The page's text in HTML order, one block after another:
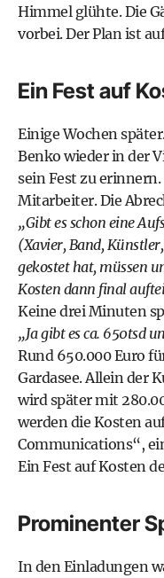
Himmel glühte. Die
vorbei. Der Plan ist
Ein Fest auf
Einige Wochen
Benko wieder in der
sein Fest zu
Mitarbeiter. Die
„Gibt es schon eine
(Xavier, Band,
gekostet hat, müssen
Kosten dann final
Keine drei Minuten
„Ja gibt es ca. 650tsd
Rund 650.000 Euro
Gardasee. Allein der
wird später mit
werden die Kosten
Communications“,
Ein Fest auf Kosten
Prominenter
In den Einladungen